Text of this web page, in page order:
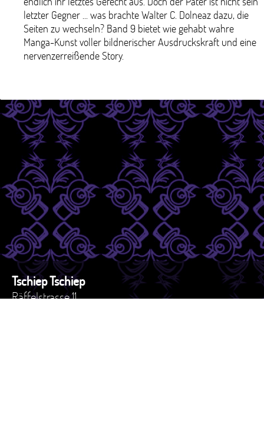
letzter Gegner ... was brachte Walter C. Dolneaz dazu, die
Seiten zu wechseln? Band 9 bietet wie gehabt wahre
Manga-Kunst voller bildnerischer Ausdruckskraft und eine
nervenzerreißende Story.
Tschiep Tschiep
Räffelstrasse 11